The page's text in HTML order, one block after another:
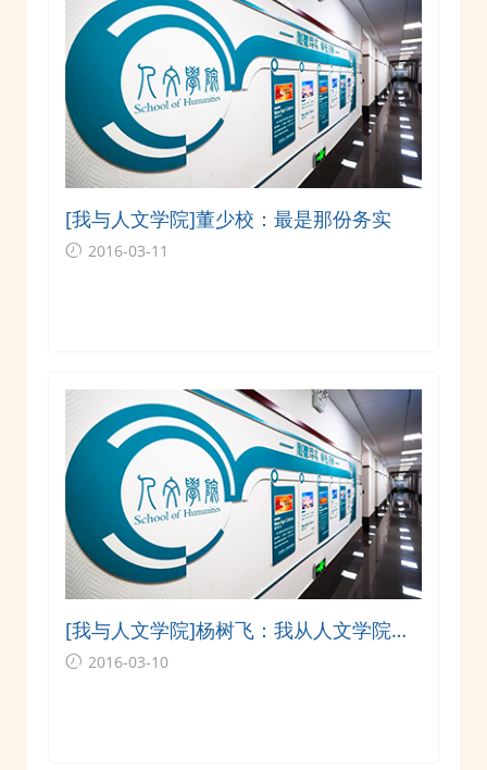
[我与人文学院]董少校：最是那份务实
2016-03-11
[我与人文学院]杨树飞：我从人文学院领
悟到的人文
2016-03-10